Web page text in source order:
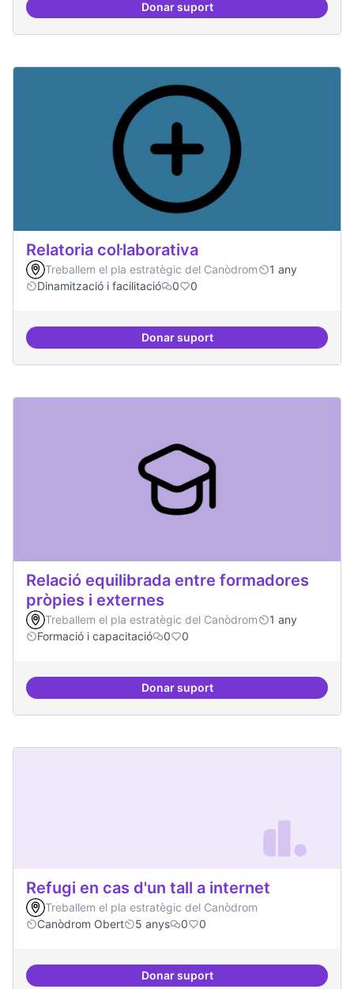
Donar suportRepositori de coneixement
Relatoria col·laborativa
Treballem el pla estratègic del Canòdrom
1 any
Dinamització i facilitació
0 0
Donar suportRelatoria col·laborativa
Relació equilibrada entre formadores
pròpies i externes
Treballem el pla estratègic del Canòdrom
1 any
Formació i capacitació
0 0
Donar suportRelació equilibrada entre
Refugi en cas d'un tall a internet
Treballem el pla estratègic del Canòdrom
Canòdrom Obert
5 anys 0 0
Donar suportRefugi en cas d'un tall a internet